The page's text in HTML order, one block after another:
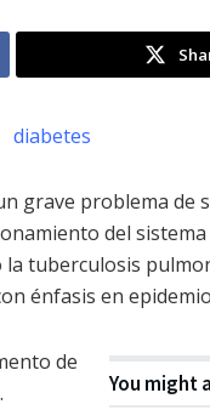
grave problema de
del
tuberculosis
énfasis en
You might
de